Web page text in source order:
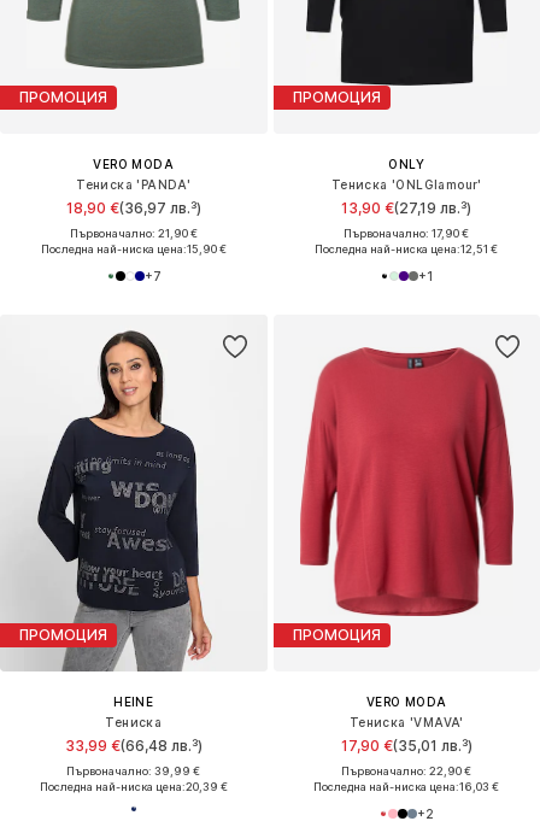
ПРОМОЦИЯ
VERO MODA
Тениска 'PANDA'
18,90 €(36,97 лв.³)
Първоначално: 21,90 €
Последна най-ниска цена:15,90 €
+7
ПРОМОЦИЯ
ONLY
Тениска 'ONLGlamour'
13,90 €(27,19 лв.³)
Първоначално: 17,90 €
Последна най-ниска цена:12,51 €
+1
ПРОМОЦИЯ
HEINE
Тениска
33,99 €(66,48 лв.³)
Първоначално: 39,99 €
Последна най-ниска цена:20,39 €
ПРОМОЦИЯ
VERO MODA
Тениска 'VMAVA'
17,90 €(35,01 лв.³)
Първоначално: 22,90 €
Последна най-ниска цена:16,03 €
+2